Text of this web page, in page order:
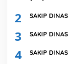
2 SAKIP
3 SAKIP
4 SAKIP